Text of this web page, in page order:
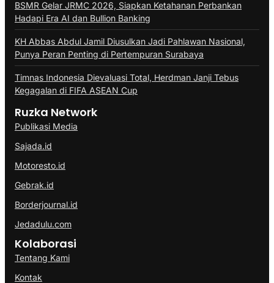
BSMR Gelar JRMC 2026, Siapkan Ketahanan Perbankan
Hadapi Era AI dan Bullion Banking
KH Abbas Abdul Jamil Diusulkan Jadi Pahlawan Nasional,
Punya Peran Penting di Pertempuran Surabaya
Timnas Indonesia Dievaluasi Total, Herdman Janji Tebus
Kegagalan di FIFA ASEAN Cup
Ruzka Network
Publikasi Media
Sajada.id
Motoresto.id
Gebrak.id
Borderjournal.id
Jedadulu.com
Kolaborasi
Tentang Kami
Kontak